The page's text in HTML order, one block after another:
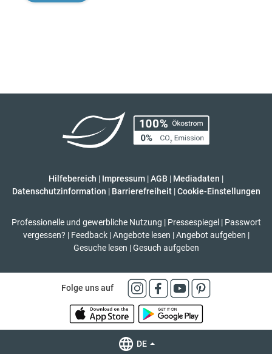
Hilfebereich | Impressum |AGB | Mediadaten |
Datenschutzinformation | Barrierefreiheit | Cookie-Einstellungen
Professionelle und gewerbliche Nutzung | Pressespiegel | Passwort
vergessen? | Feedback | Angebote lesen | Angebot aufgeben |
Gesuche lesen | Gesuch aufgeben
Folge uns auf
DE